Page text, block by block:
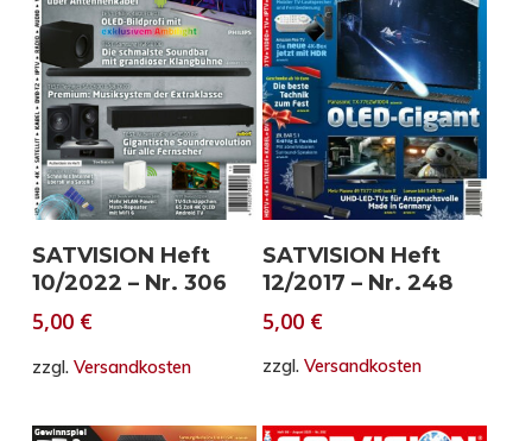
In den Warenkorb
SATVISION Heft
10/2022 – Nr. 306
5,00 €
zzgl. Versandkosten
In den Warenkorb
SATVISION Heft
12/2017 – Nr. 248
5,00 €
zzgl.Versandkosten